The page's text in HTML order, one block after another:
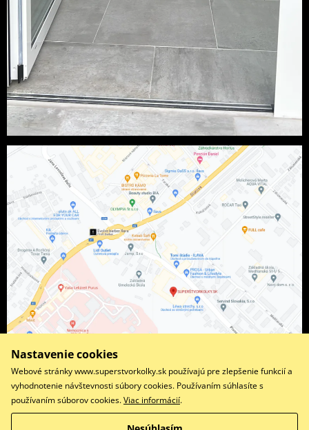
Facebook
Nastavenie cookies
Webové stránky www.superstvorkolky.sk používajú pre zlepšenie funkcií a
vyhodnotenie návštevnosti súbory cookies. Používaním súhlasíte s
používaním súborov cookies.Viac informácií.